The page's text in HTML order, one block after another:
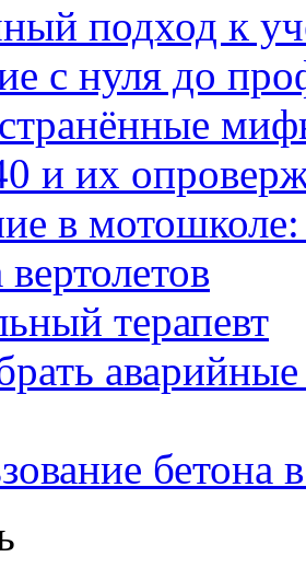
подход к
с нуля до
и их
в
терапевт
бетона